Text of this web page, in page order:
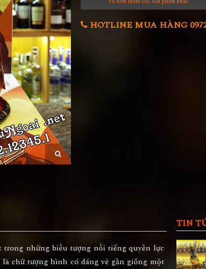
HOTLINE MUA HÀNG
trong những biểu tượng nổi tiếng quyền lực
chữ tượng hình có dáng vẻ gần giống một
TIN